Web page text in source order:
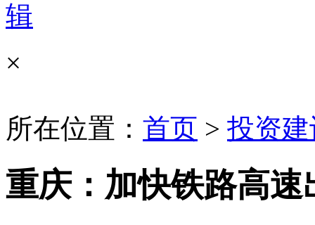
辑
×
所在位置： 首页 > 投资
重庆：加快铁路高